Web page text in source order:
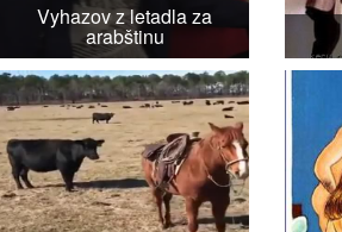
Vyhazov z letadla za
arabštinu